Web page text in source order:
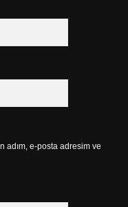
adım, e-posta adresim ve